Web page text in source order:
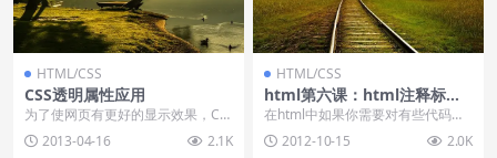
HTML/CSS
CSS透明属性应用
为了使网页有更好的显示效果，CS
S里面有一个透明属性，可以使透明
的文字或图片有种...
2013-04-16 2.1K
HTML/CSS
html第六课：html注释标签
和背景颜色
在html中如果你需要对有些代码进
行注释说明而不像使用户看到相关
信息，可以使用h...
2012-10-15 2.0K